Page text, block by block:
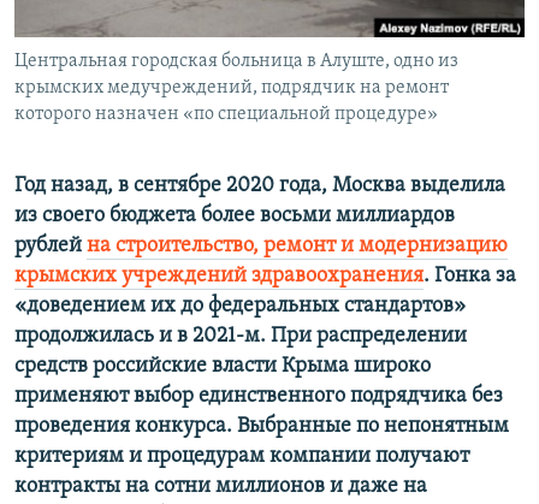
Все сайты RFE/RL
Центральная городская больница в Алуште, одно из
крымских медучреждений, подрядчик на ремонт
которого назначен «по специальной процедуре»
Год назад, в сентябре 2020 года, Москва выделила
из своего бюджета более восьми миллиардов
рублей на строительство, ремонт и модернизацию
крымских учреждений здравоохранения. Гонка за
«доведением их до федеральных стандартов»
продолжилась и в 2021-м. При распределении
средств российские власти Крыма широко
применяют выбор единственного подрядчика без
проведения конкурса. Выбранные по непонятным
критериям и процедурам компании получают
контракты на сотни миллионов и даже на